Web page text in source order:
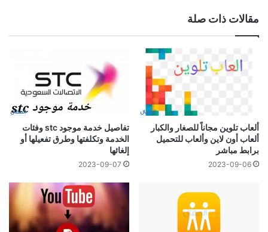
مقالات ذات صلة
ألعاب تلوين مجاناً للصغار والكبار
ألعاب أون لاين وألعاب للتحميل
برابط مباشر
2023-09-06
تفاصيل خدمة موجود stc وفئات
الخدمة وتكلفتها وطرق تفعيلها أو
إلغائها
2023-09-07